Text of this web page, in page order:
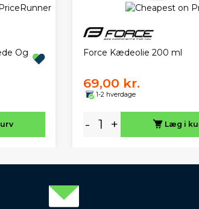
Og
Force Kædeolie 200 ml
69,00 kr.
1-2 hverdage
- + Læg i